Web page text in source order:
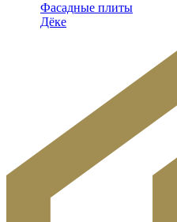
Фасадные плиты
Дёке